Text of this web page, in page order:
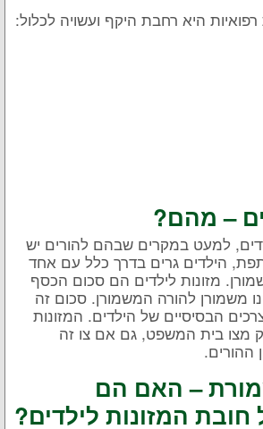
היא רחבת היקף ועשויה לכלול:
– מהם?
למעט במקרים שבהם להורים יש
הילדים גרים בדרך כלל עם אחד
מזונות לילדים הם סכום הכסף
משמורן להורה המשמורן. סכום זה
הבסיסיים של הילדים. המזונות
מצו בית המשפט, גם אם צו זה
ההורים.
– האם הם
המזונות לילדים?